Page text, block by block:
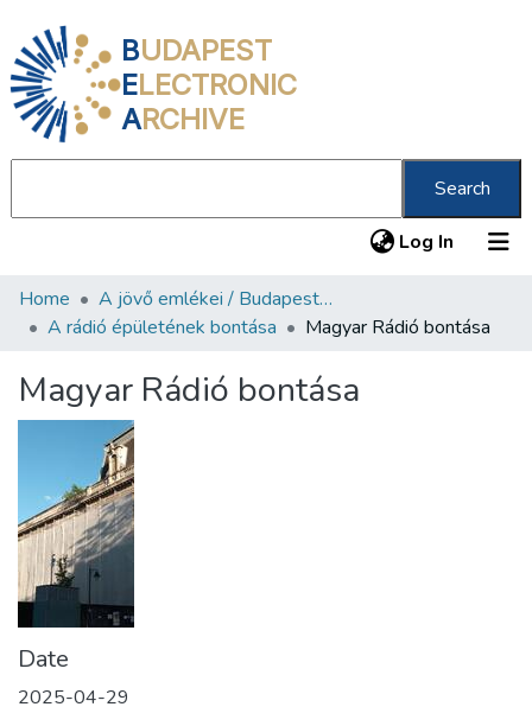
BUDAPEST
ELECTRONIC
ARCHIVE
Search
Log In (current)
Communities & Collections
Statistics
Home
A jövő emlékei / Budapest ma
A rádió épületének bontása
Magyar Rádió bontása
Magyar Rádió bontása
Date
2025-04-29